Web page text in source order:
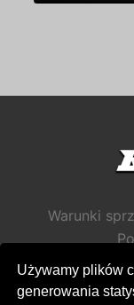
Używamy plików
generowania
Warunki